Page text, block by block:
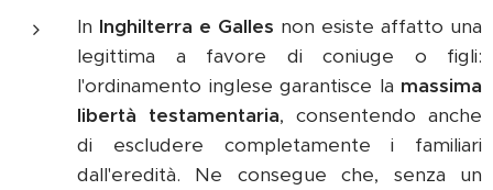
In Inghilterra e Galles non esiste affatto una
legittima a favore di coniuge o figli:
l'ordinamento inglese garantisce la massima
libertà testamentaria, consentendo anche
di escludere completamente i familiari
dall'eredità. Ne consegue che, senza un